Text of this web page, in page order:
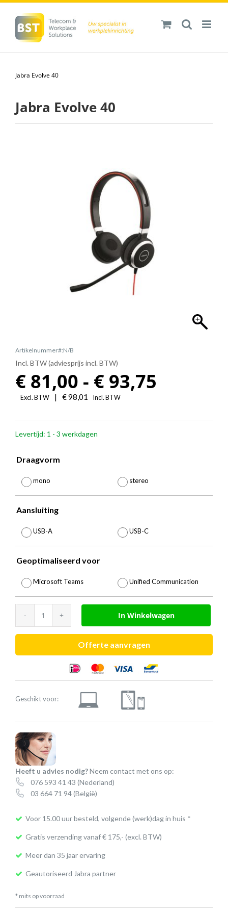
inhoud
Jabra Evolve 40
Jabra Evolve 40
Artikelnummer#:N/B
Incl. BTW (adviesprijs incl. BTW)
€ 81,00 - € 93,75
81,00
Excl. BTW | €98,01 Incl. BTW
Levertijd: 1 - 3 werkdagen
Draagvorm
mono stereo
Aansluiting
USB-A USB-C
Geoptimaliseerd voor
Microsoft Teams Unified Communication
Evolve
aantal
In Winkelwagen
Offerte aanvragen
Geschikt voor:
Heeft u advies nodig?Neem contact met ons op:
076 593 41 43 (Nederland)
03 664 71 94(België)
Voor 15.00 uur besteld, volgende (werk)dag in huis *
Gratis verzending vanaf € 175,- (excl. BTW)
Meer dan 35 jaar ervaring
Geautoriseerd Jabra partner
* mits op voorraad